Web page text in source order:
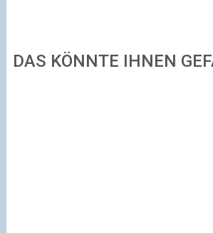
DAS KÖNNTE IHNEN